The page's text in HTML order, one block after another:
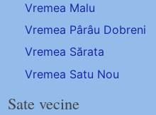
Vremea Malu
Vremea Pârâu Dobreni
Vremea Sărata
Vremea Satu Nou
Sate vecine